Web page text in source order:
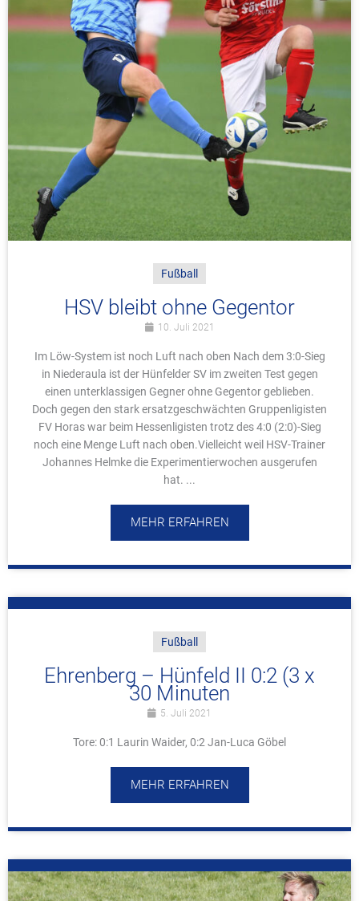
Fußball
HSV bleibt ohne Gegentor
10. Juli 2021
Im Löw-System ist noch Luft nach oben Nach dem 3:0-Sieg
in Niederaula ist der Hünfelder SV im zweiten Test gegen
einen unterklassigen Gegner ohne Gegentor geblieben.
Doch gegen den stark ersatzgeschwächten Gruppenligisten
FV Horas war beim Hessenligisten trotz des 4:0 (2:0)-Sieg
noch eine Menge Luft nach oben.Vielleicht weil HSV-Trainer
Johannes Helmke die Experimentierwochen ausgerufen
hat. ...
MEHR ERFAHREN
Fußball
Ehrenberg – Hünfeld II 0:2 (3 x
30 Minuten
5. Juli 2021
Tore: 0:1 Laurin Waider, 0:2 Jan-Luca Göbel
MEHR ERFAHREN